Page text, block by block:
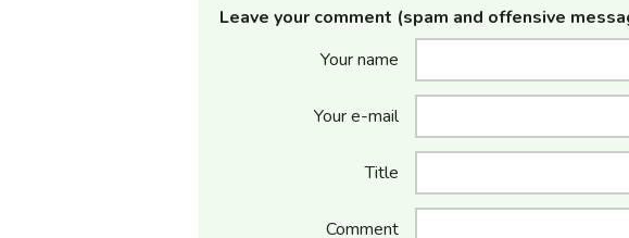
Leave your comment (spam and offensive
Your name
Your e-mail
Title
Comment